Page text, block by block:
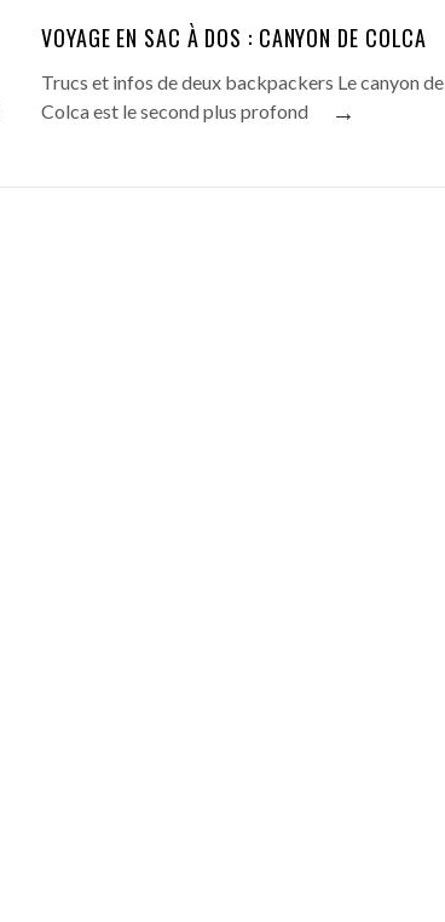
VOYAGE EN SAC À DOS : CANYON DE COLCA
Trucs et infos de deux backpackers Le canyon de
Colca est le second plus profond
→